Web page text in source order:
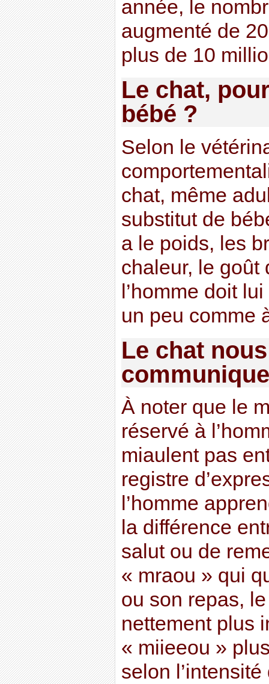
année, le
augmenté de
plus de 10
Le chat,
bébé ?
Selon le
chat, même
substitut de
a le poids, les
chaleur, le goût
l’homme doit
un peu comme
Le chat
À noter que le
réservé à
miaulent pas
registre
l’homme
la différence
salut ou de
« mraou » qui
ou son repas,
nettement plus
« miieeou »
selon l’intensité